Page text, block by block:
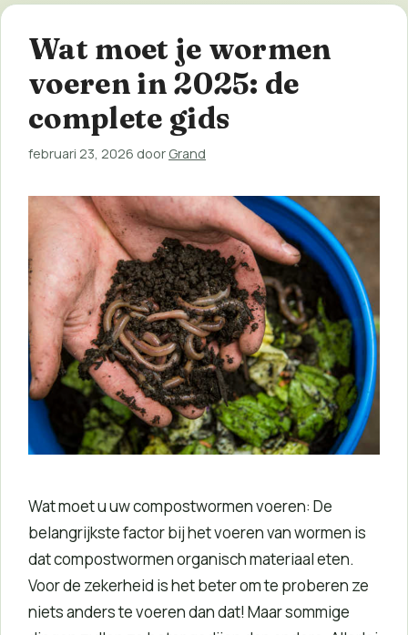
Wat moet je wormen
voeren in 2025: de
complete gids
februari 23, 2026 door Grand
Wat moet u uw compostwormen voeren: De
belangrijkste factor bij het voeren van wormen is
dat compostwormen organisch materiaal eten.
Voor de zekerheid is het beter om te proberen ze
niets anders te voeren dan dat! Maar sommige